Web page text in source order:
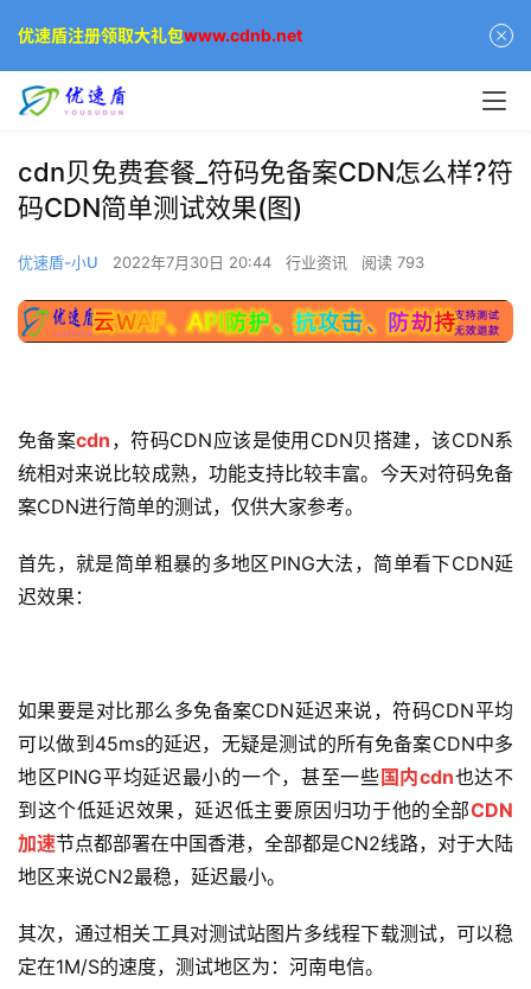
cdn贝免费套餐_符码免备案CDN怎么样?符
码CDN简单测试效果(图)
优速盾-小U 2022年7月30日 20:44 行业资讯 阅读 793
免备案cdn ，符码CDN应该是使用CDN贝搭建，该CDN系
统相对来说比较成熟，功能支持比较丰富。今天对符码免备
案CDN进行简单的测试，仅供大家参考。
首先，就是简单粗暴的多地区PING大法，简单看下CDN延
迟效果：
如果要是对比那么多免备案CDN延迟来说，符码CDN平均
可以做到45ms的延迟，无疑是测试的所有免备案CDN中多
地区PING平均延迟最小的一个，甚至一些国内cdn也达不
到这个低延迟效果，延迟低主要原因归功于他的全部CDN
加速节点都部署在中国香港，全部都是CN2线路，对于大陆
地区来说CN2最稳，延迟最小。
其次，通过相关工具对测试站图片多线程下载测试，可以稳
定在1M/S的速度，测试地区为：河南电信。
优速盾注册领取大礼包www.cdnb.net